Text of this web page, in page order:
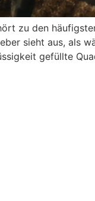
zu den
sieht aus, als
gefüllte